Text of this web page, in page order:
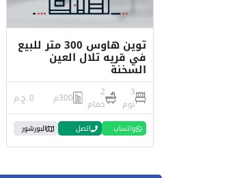
توين هاوس 300 متر للبيع
في قريه تلال العين
السخنة
3
نوم
2
حمام
300م 0 ج.م
واتساب اتصل البورشور